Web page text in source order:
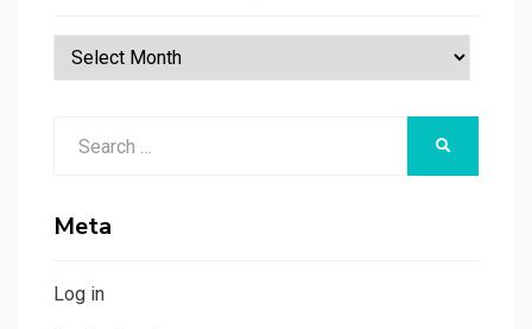
Bài
viết
tháng
Meta
Log in